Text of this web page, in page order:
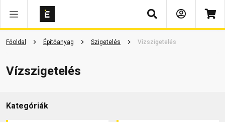
Keresés
Főoldal Építőanyag Szigetelés Vízszigetelés
Vízszigetelés
Kategóriák